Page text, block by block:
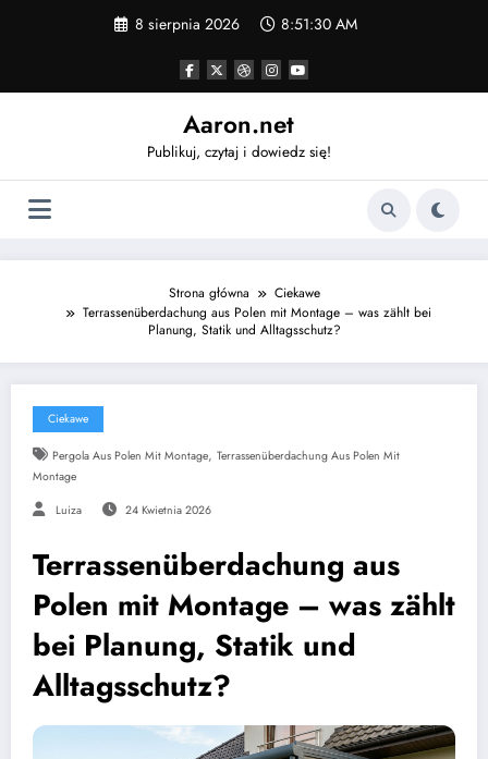
8 sierpnia 2026 8:51:30 AM
Aaron.net
Publikuj, czytaj i dowiedz się!
Strona główna
Ciekawe
Terrassenüberdachung aus Polen mit Montage – was zählt bei
Planung, Statik und Alltagsschutz?
Ciekawe
Pergola Aus Polen Mit Montage, Terrassenüberdachung Aus Polen Mit
Montage
Luiza 24 Kwietnia 2026
Terrassenüberdachung aus
Polen mit Montage – was zählt
bei Planung, Statik und
Alltagsschutz?